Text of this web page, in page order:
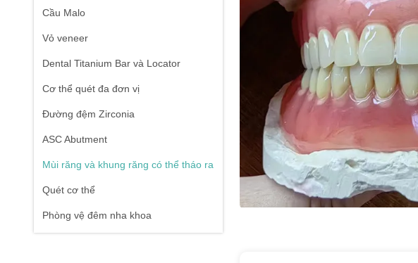
Cầu Malo
Vỏ veneer
Dental Titanium Bar và Locator
Cơ thể quét đa đơn vị
Đường đệm Zirconia
ASC Abutment
Mùi răng và khung răng có thể tháo ra
Quét cơ thể
Phòng vệ đêm nha khoa